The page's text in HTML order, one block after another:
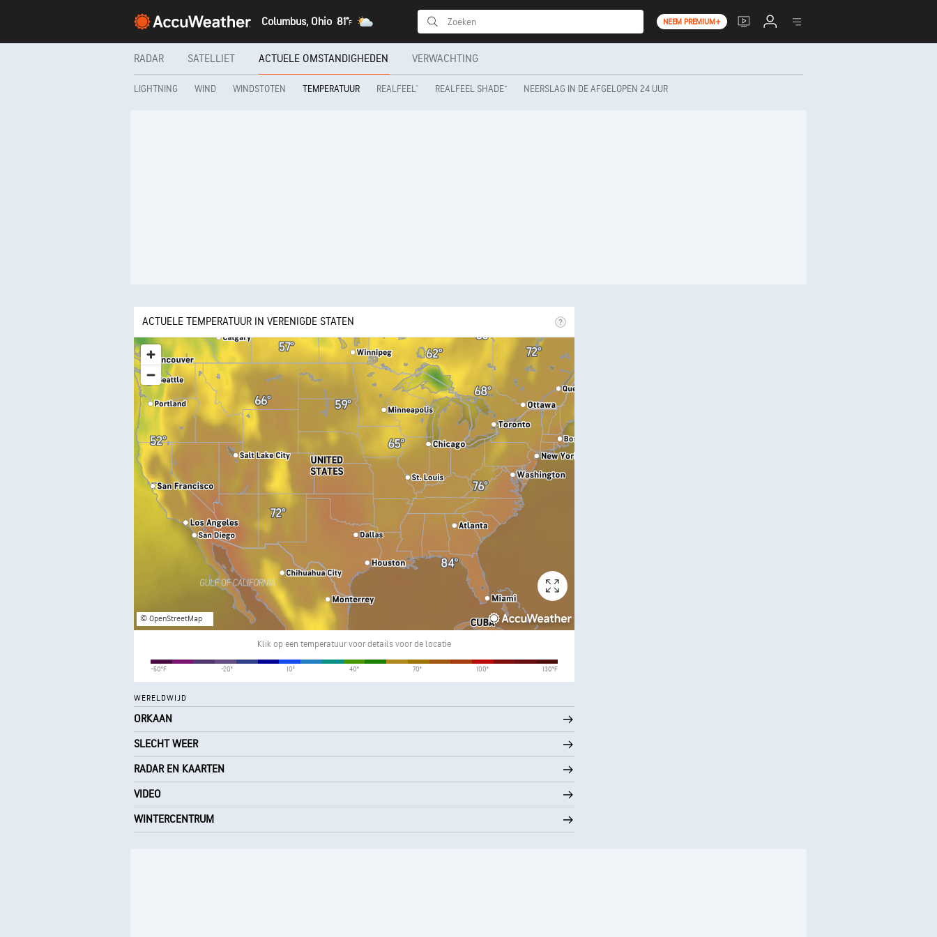
Columbus, Ohio 81°F NEEM PREMIUM+
RADAR SATELLIET ACTUELE OMSTANDIGHEDEN VERWACHTING
LIGHTNING WIND WINDSTOTEN TEMPERATUUR REALFEEL® REALFEEL SHADE™ NEERSLAG IN DE AFGELOPEN 24 UUR
ACTUELE TEMPERATUUR IN VERENIGDE STATEN
© OpenStreetMap
Klik op een temperatuur voor details voor de locatie
-50°F -20° 10° 40° 70° 100° 130°F
WERELDWIJD
ORKAAN
SLECHT WEER
RADAR EN KAARTEN
VIDEO
WINTERCENTRUM